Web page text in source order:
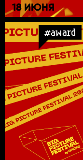
18 ИЮНЯ
#award